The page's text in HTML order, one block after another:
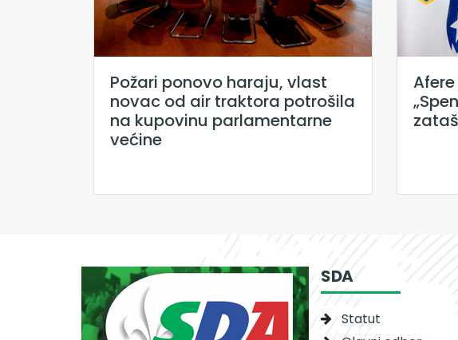
Požari ponovo haraju, vlast
novac od air traktora potrošila
na kupovinu parlamentarne
većine
Afere
SDA
Statut